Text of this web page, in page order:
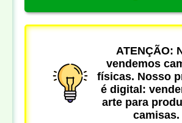
ATENÇÃO:
vendemos
físicas. Nosso
é digital:
arte para
camisas.